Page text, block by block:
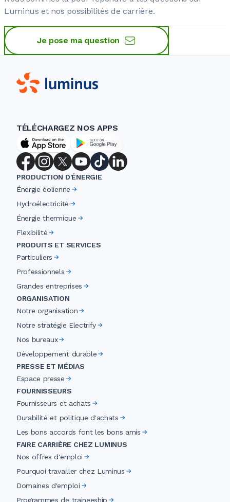
Luminus et nos possibilités de carrière.
Je pose ma question
TÉLÉCHARGEZ NOS APPS
PRODUCTION D'ÉNERGIE
Énergie éolienne
Hydroélectricité
Énergie thermique
Flexibilité
PRODUITS ET SERVICES
Particuliers
Professionnels
Grandes entreprises
ORGANISATION
Notre organisation
Notre stratégie Electrify
Nos bureaux
Développement durable
PRESSE ET MÉDIAS
Espace presse
FOURNISSEURS
Fournisseurs et achats
Durabilité et politique d'achats
Les bons accords font les bons amis
FAIRE CARRIÈRE CHEZ LUMINUS
Nos offres d'emploi
Pourquoi travailler chez Luminus
Domaines d'emploi
Programmes de traineeship